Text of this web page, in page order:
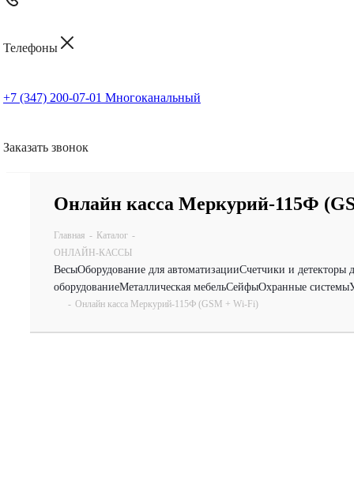
Телефоны
+7 (347) 200-07-01 Многоканальный
Заказать звонок
Онлайн касса Меркурий-115Ф
Главная - Каталог -
ОНЛАЙН-КАССЫ
ВесыОборудование для автоматизацииСчетчики и детекторы
оборудованиеМеталлическая мебельСейфыОхранные системы
- Онлайн касса Меркурий-115Ф (GSM + Wi-Fi)